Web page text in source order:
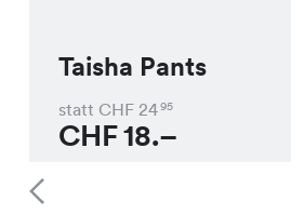
Taisha Pants
statt CHF 2495
CHF18.–